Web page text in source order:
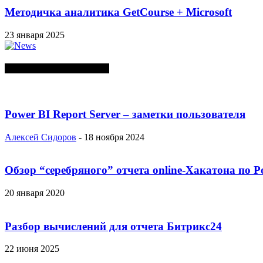
Методичка аналитика GetCourse + Microsoft
23 января 2025
Power BI Report Server – заметки пользователя
Алексей Сидоров - 18 ноября 2024
Обзор “серебряного” отчета online-Хакатона по
20 января 2020
Разбор вычислений для отчета Битрикс24
22 июня 2025